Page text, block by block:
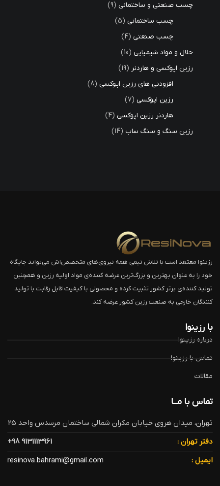
چسب صنعتی و ساختمانی 9
چسب ساختمانی 5
چسب صنعتی 4
حلال و مواد شیمیایی 10
رزین اپوکسی و هاردنر
19
افزودنی های رزین اپوکسی 8
رزین اپوکسی 7
هاردنر رزین اپوکسی 4
رزین سنگ و سنگ ساب 14
رزینوا معتقد است با تلاش تیمی همه نیروی‌های متخصص‌اش می‌تواند جایگاه
خود را به عنوان بهترین و بزرگ‌ترین عرضه کننده‌ی مواد اولیه رزین و همچنین
تولید کننده‌ی برتر کشور تثبیت کرده و محصولی با کیفیت قابل رقابت با تولید
کنندگان خارجی به صنعت رزین کشور عرضه کند.
با رزینوا
درباره رزینوا
تماس با رزینوا
مقالات
تماس با مــا
تهران، میدان هروی خیابان مکران شمالی ساختمان مرسدس واحد 25
دفتر تهران :
9131113961 98+
ایمیل :
resinova.bahrami@gmail.com